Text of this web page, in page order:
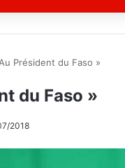
Président du Faso »
du Faso »
2018